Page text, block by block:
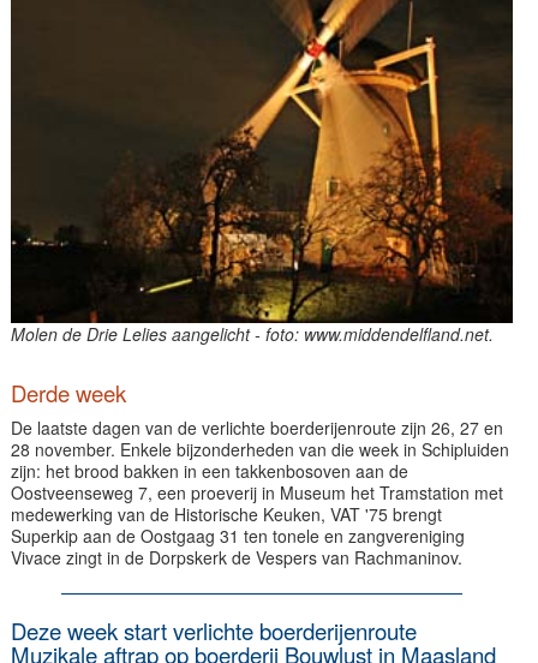
Molen de Drie Lelies aangelicht - foto: www.middendelfland.net.
Derde week
De laatste dagen van de verlichte boerderijenroute zijn 26, 27 en
28 november. Enkele bijzonderheden van die week in Schipluiden
zijn: het brood bakken in een takkenbosoven aan de
Oostveenseweg 7, een proeverij in Museum het Tramstation met
medewerking van de Historische Keuken, VAT '75 brengt
Superkip aan de Oostgaag 31 ten tonele en zangvereniging
Vivace zingt in de Dorpskerk de Vespers van Rachmaninov.
Deze week start verlichte boerderijenroute
Muzikale aftrap op boerderij Bouwlust in Maasland